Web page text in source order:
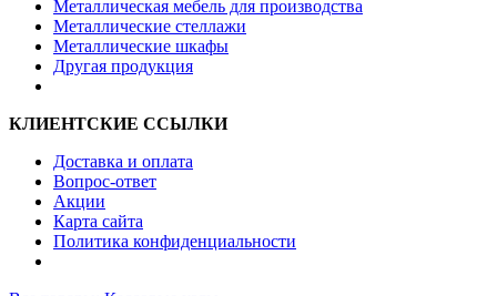
Металлическая мебель для производства
Металлические стеллажи
Металлические шкафы
Другая продукция
КЛИЕНТСКИЕ ССЫЛКИ
Доставка и оплата
Вопрос-ответ
Акции
Карта сайта
Политика конфиденциальности